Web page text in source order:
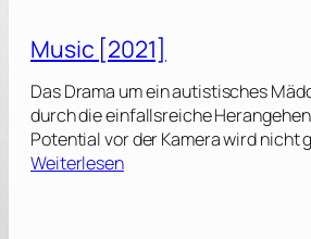
Music [2021]
Das Drama um ein autistisches
durch die einfallsreiche
Potential vor der Kamera wird nicht
Weiterlesen: